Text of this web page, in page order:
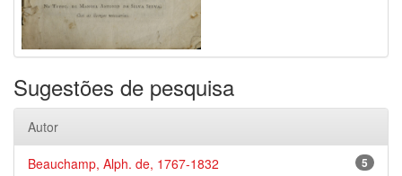
Sugestões de pesquisa
Autor
5
Beauchamp, Alph. de, 1767-1832